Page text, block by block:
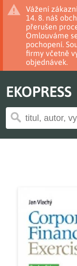
Vážení
14. 8. náš
přerušen
Omlouváme
pochopení.
firmy včetně
objednávek.
EKOPRESS